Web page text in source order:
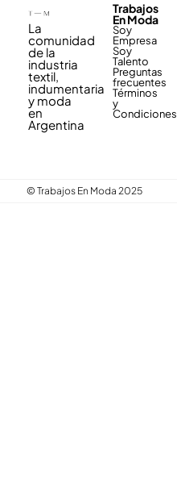
La
comunidad
de la
industria
textil,
indumentaria
y moda
en
Argentina
Trabajos
En Moda
Soy
Empresa
Soy
Talento
Preguntas
frecuentes
Términos
y
Condiciones
© Trabajos En Moda 2025